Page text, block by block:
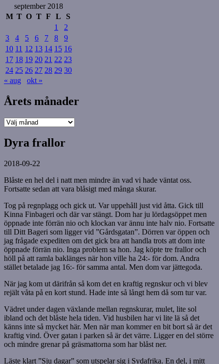
september 2018
M T O T F L
S
1
2
3
4 5 6 7 8
9
10 11 12 13 14 15 16
17 18 19 20 21 22 23
24 25 26 27 28 29 30
« aug
okt »
Årets månader
Årets
Dyra frallor
2018-09-22
Blåste en hel del i natt men mindre än vad vi hade väntat oss.
Fortsatte sedan att vara blåsigt med många skurar.
Tog på regnplagg och gick ut. Var uppehåll just vid åtta. Gick till
Kinna Finbageri och där var stängt. Dom har ju lördagsöppet men
öppnade inte förrän nio och klockan var ännu inte halv nio. Fortsatte
till Ditt Bageri som ligger vid ”Gårdsgatan”. Dörren var öppen och
jag frågade expediten om det gick bra att handla trots att dom inte
öppnade förrän nio. Inga problem sa hon. Jag köpte tre frallor och
höll på att ramla baklänges när hon ville ha 24:- för dom. Andra
stället betalade jag 16:- för samma antal. Men dom var jättegoda.
När jag kom ut därifrån så kom det en kraftig regnskur och vi blev
rejält våta på en kort stund. Hade inte så långt hem då som tur var.
Vädret under dagen växlande mellan regnskurar, mulet, lite sol
ibland och det blåste hela tiden. Vid husbilen har vi lite lä så det
känns inte så mycket här. Men när man kommer en bit bort så är det
kraftig vind. Över gatan i parken så är det värre. Ligger en del större
och mindre grenar på gräsmattorna som har blåst ner.
Läste klart ”Sju dagar” som utspelar sig i Sydafrika. En del, i mitt